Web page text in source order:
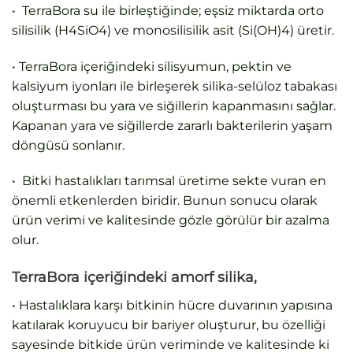
• TerraBora su ile birleştiğinde; eşsiz miktarda orto
silisilik (H4SiO4) ve monosilisilik asit (Si(OH)4) üretir.
• TerraBora içeriğindeki silisyumun, pektin ve
kalsiyum iyonları ile birleşerek silika-selüloz tabakası
oluşturması bu yara ve siğillerin kapanmasını sağlar.
Kapanan yara ve siğillerde zararlı bakterilerin yaşam
döngüsü sonlanır.
• Bitki hastalıkları tarımsal üretime sekte vuran en
önemli etkenlerden biridir. Bunun sonucu olarak
ürün verimi ve kalitesinde gözle görülür bir azalma
olur.
TerraBora içeriğindeki amorf silika,
• Hastalıklara karşı bitkinin hücre duvarının yapısına
katılarak koruyucu bir bariyer oluşturur, bu özelliği
sayesinde bitkide ürün veriminde ve kalitesinde ki